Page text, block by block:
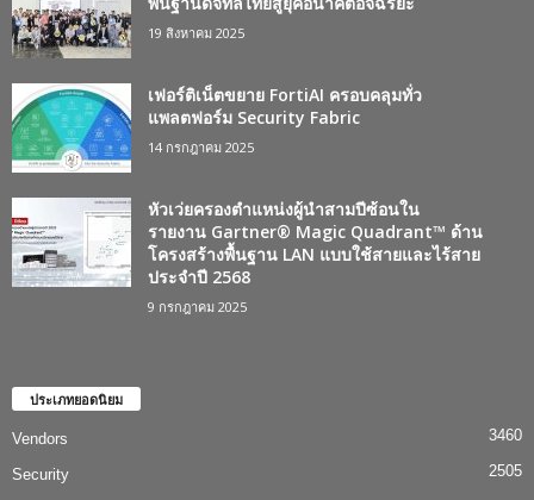
19 สิงหาคม 2025
เฟอร์ติเน็ตขยาย FortiAI ครอบคลุมทั่ว
แพลตฟอร์ม Security Fabric
14 กรกฎาคม 2025
หัวเว่ยครองตำแหน่งผู้นำสามปีซ้อนใน
รายงาน Gartner® Magic Quadrant™ ด้าน
โครงสร้างพื้นฐาน LAN แบบใช้สายและไร้สาย
ประจำปี 2568
9 กรกฎาคม 2025
ประเภทยอดนิยม
Vendors 3460
Security
2505